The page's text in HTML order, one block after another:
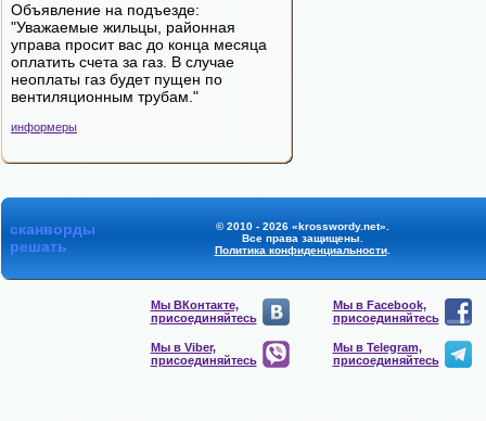
Объявление на подъезде:
"Уважаемые жильцы, районная
управа просит вас до конца месяца
оплатить счета за газ. В случае
неоплаты газ будет пущен по
вентиляционным трубам."
информеры
сканворды
решать
© 2010 - 2026 «krosswordy.net».
Все права защищены.
Политика конфиденциальности.
Мы ВКонтакте,
присоединяйтесь
Мы в Facebook,
присоединяйтесь
Мы в Viber,
присоединяйтесь
Мы в Telegram,
присоединяйтесь